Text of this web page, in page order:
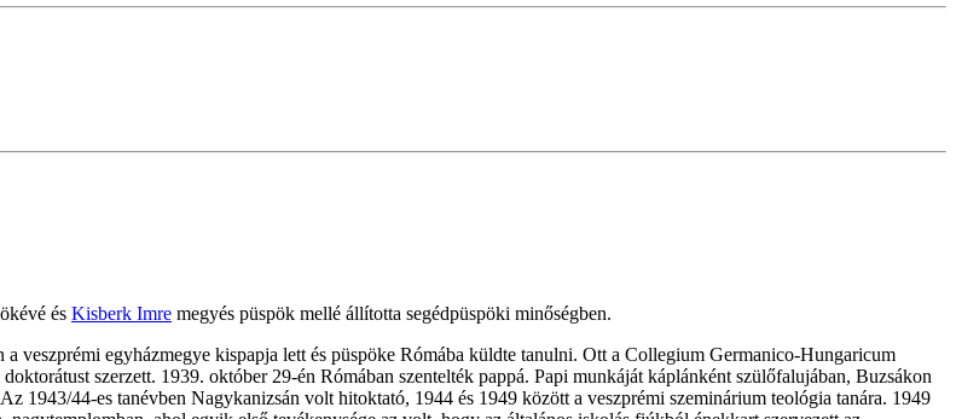
és Kisberk Imre megyés püspök mellé állította segédpüspöki minőségben.
veszprémi egyházmegye kispapja lett és püspöke Rómába küldte tanulni. Ott a Collegium Germanico-Hungaricum
szerzett. 1939. október 29-én Rómában szentelték pappá. Papi munkáját káplánként szülőfalujában, Buzsákon
1943/44-es tanévben Nagykanizsán volt hitoktató, 1944 és 1949 között a veszprémi szeminárium teológia tanára. 1949